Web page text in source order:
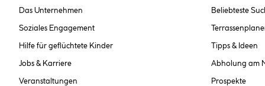
Das Unternehmen
Soziales Engagement
Hilfe für geflüchtete Kinder
Jobs & Karriere
Veranstaltungen
Beliebteste
Tipps & Ideen
Abholung am
Prospekte